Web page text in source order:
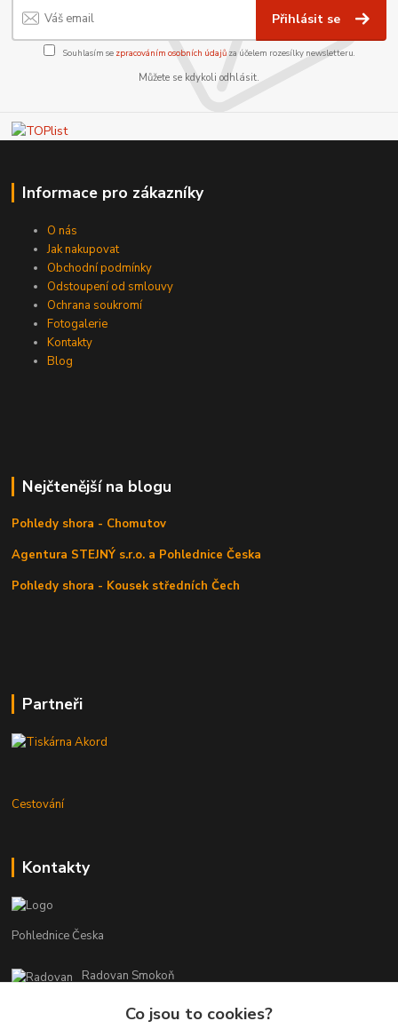
Přihlásit se
Souhlasím se zpracováním osobních údajůza účelem rozesílky newsletteru.
Můžete se kdykoli odhlásit.
Informace pro zákazníky
O nás
Jak nakupovat
Obchodní podmínky
Odstoupení od smlouvy
Ochrana soukromí
Fotogalerie
Kontakty
Blog
Nejčtenější na blogu
Pohledy shora - Chomutov
Agentura STEJNÝ s.r.o. a Pohlednice Česka
Pohledy shora - Kousek středních Čech
Partneři
Cestování
Kontakty
Pohlednice Česka
Radovan Smokoň
Co jsou to cookies?